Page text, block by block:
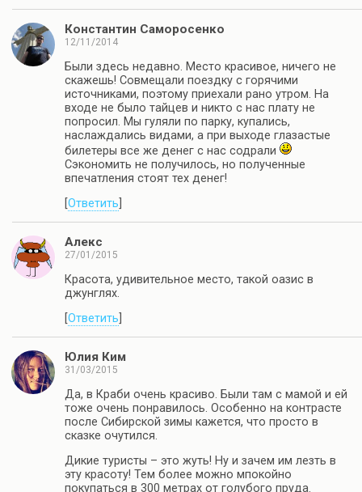
Константин Саморосенко
12/11/2014
Были здесь недавно. Место красивое, ничего не
скажешь! Совмещали поездку с горячими
источниками, поэтому приехали рано утром. На
входе не было тайцев и никто с нас плату не
попросил. Мы гуляли по парку, купались,
наслаждались видами, а при выходе глазастые
билетеры все же денег с нас содрали
Сэкономить не получилось, но полученные
впечатления стоят тех денег!
Ответить
Алекс
27/01/2015
Красота, удивительное место, такой оазис в
джунглях.
Ответить
Юлия Ким
31/03/2015
Да, в Краби очень красиво. Были там с мамой и ей
тоже очень понравилось. Особенно на контрасте
после Сибирской зимы кажется, что просто в
сказке очутился.
Дикие туристы – это жуть! Ну и зачем им лезть в
эту красоту! Тем более можно мпокойно
покупаться в 300 метрах от голубого пруда.